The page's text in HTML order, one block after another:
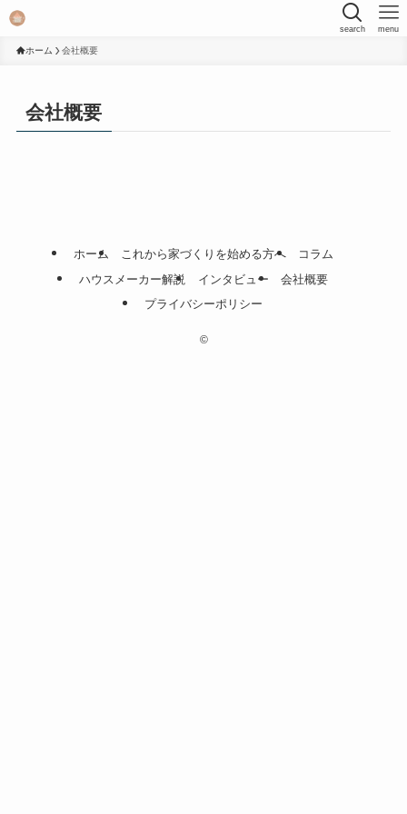
search menu
ホーム 会社概要
会社概要
ホーム これから家づくりを始める方へ
コラム
ハウスメーカー解説
インタビュー
会社概要
プライバシーポリシー
©